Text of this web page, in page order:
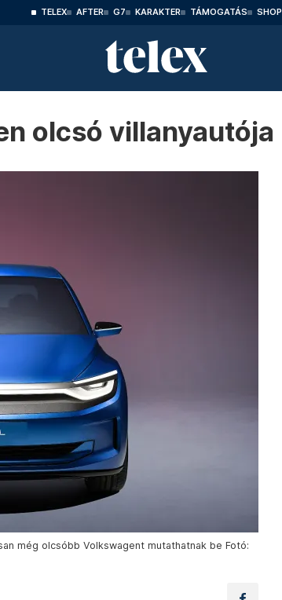
TELEX AFTER G7 KARAKTER TÁMOGATÁS SHOP
olcsó villanyautója
még olcsóbb Volkswagent mutathatnak be Fotó: